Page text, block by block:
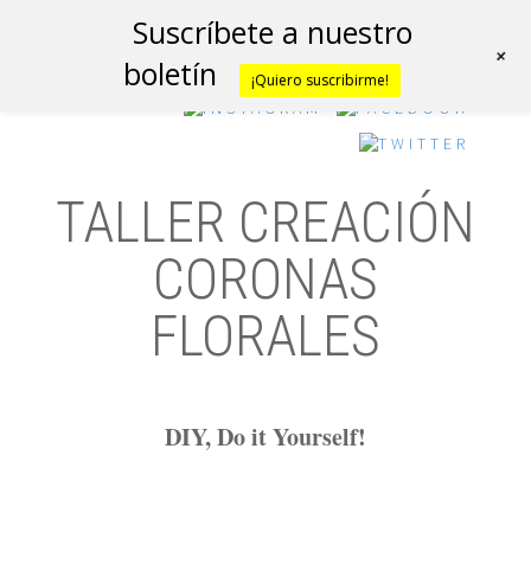
TALLER CREACIÓN
CORONAS
FLORALES
DIY, Do it Yourself!
Suscríbete a nuestro
boletín
¡Quiero suscribirme!
+